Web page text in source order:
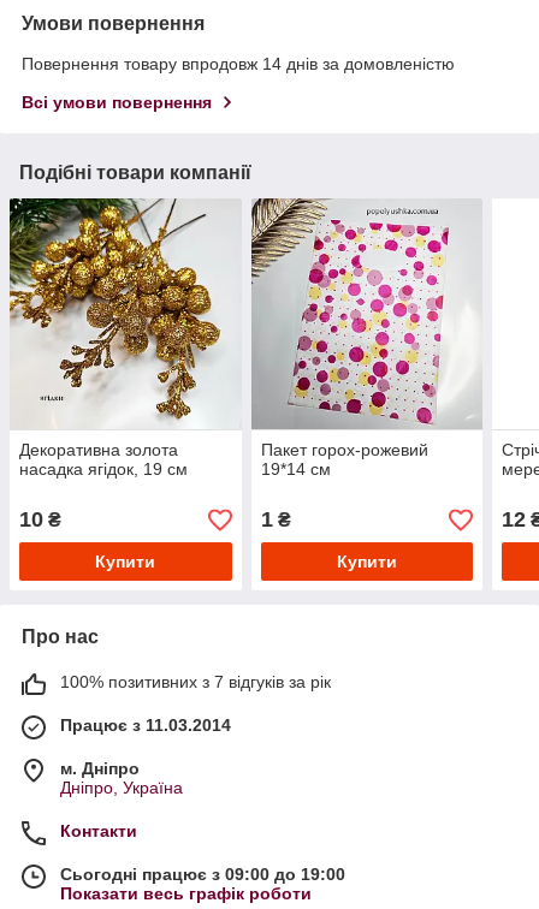
Умови повернення
Повернення товару впродовж 14 днів за домовленістю
Всі умови повернення
Подібні товари компанії
Декоративна золота
насадка ягідок, 19 см
10 ₴
Купити
Пакет горох-рожевий
19*14 см
1₴
Купити
12
Про нас
100% позитивних з 7 відгуків за рік
Працює з 11.03.2014
м. Дніпро
Дніпро, Україна
Контакти
Сьогодні працює з 09:00 до 19:00
Показати весь графік роботи